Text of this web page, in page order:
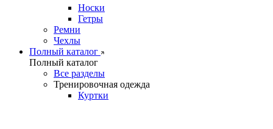
Носки
Гетры
Ремни
Чехлы
Полный каталог
Полный каталог
Все разделы
Тренировочная одежда
Куртки